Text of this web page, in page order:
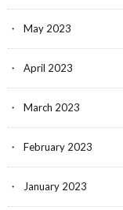
May 2023
April 2023
March 2023
February 2023
January 2023